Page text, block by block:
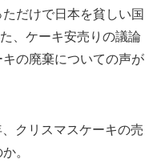
だけで日本を貧しい国
、ケーキ安売りの議論
の廃棄についての声が
クリスマスケーキの売
。